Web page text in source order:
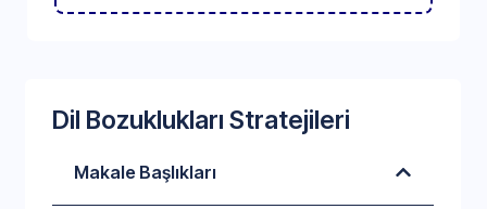
Dil Bozuklukları Stratejileri
Makale Başlıkları